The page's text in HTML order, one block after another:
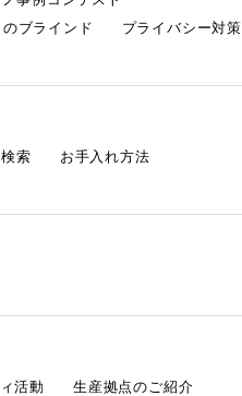
ブラインド
プライバシー対策
索
お手入れ方法
活動 生産拠点のご紹介